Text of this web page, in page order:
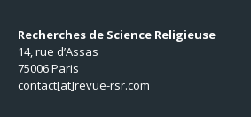
Recherches de Science Religieuse
14, rue d’Assas
75006 Paris
contact[at]revue-rsr.com